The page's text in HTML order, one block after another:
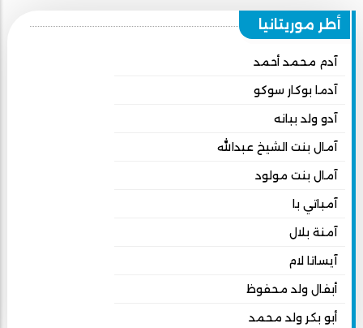
أطر موريتانيا
آدم محمد أحمد
آدما بوكار سوكو
آدو ولد ببانه
آمال بنت الشيخ عبدالله
آمال بنت مولود
آمباتي با
آمنة بلال
آيساتا لام
أبفال ولد محفوظ
أبو بكر ولد محمد